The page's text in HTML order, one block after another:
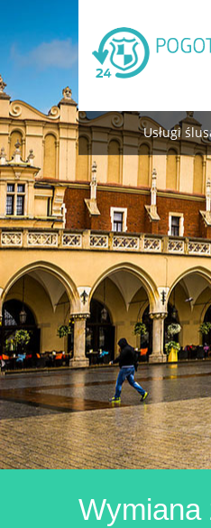
content
Usługi
Wymiana